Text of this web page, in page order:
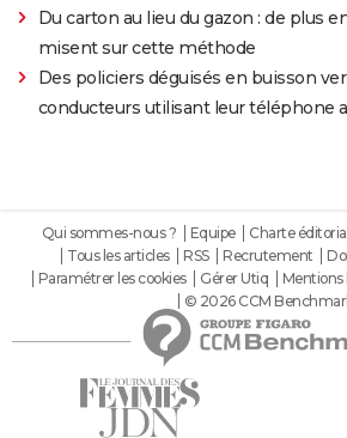
Du carton au lieu du gazon : de plus
misent sur cette méthode
Des policiers déguisés en buisson
conducteurs utilisant leur téléphone
Qui sommes-nous ? Equipe Charte
Tous les articles
RSS Recrutement
Paramétrer les cookies
Gérer Utiq Mentions
© 2026 CCM